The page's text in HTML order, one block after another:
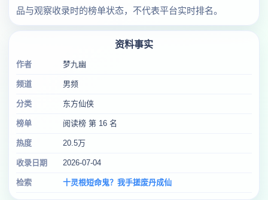
品与观察收录时的榜单状态，不代表平台实时排名。
资料事实
作者 梦九幽
频道 男频
分类 东方仙侠
榜单 阅读榜 第 16 名
热度 20.5万
收录日期 2026-07-04
检索 十灵根短命鬼？我手搓废丹成仙